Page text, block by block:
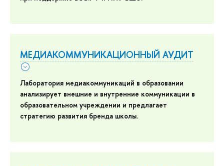
МЕДИАКОММУНИКАЦИОННЫЙ АУДИТ
Лаборатория медиакоммуникаций в образовании
анализирует внешние и внутренние коммуникации в
образовательном учреждении и предлагает
стратегию развития бренда школы.